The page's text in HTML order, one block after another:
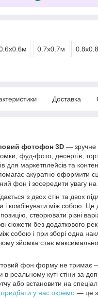
0.7х0.7м
Доставка
фотофон 3D — зручне
фуд-фото, десертів,
для маркетплейсів та
акуратно оформити
фон і зосередити увагу на
з двох стін та двох
і комбінувати між собою.
створювати різні
сюжети без додаткового
собою і при зборі одна
зйомка стає
фон форму не тримає
в реальному куті стіни за
або встановити на
у нас окремо — це